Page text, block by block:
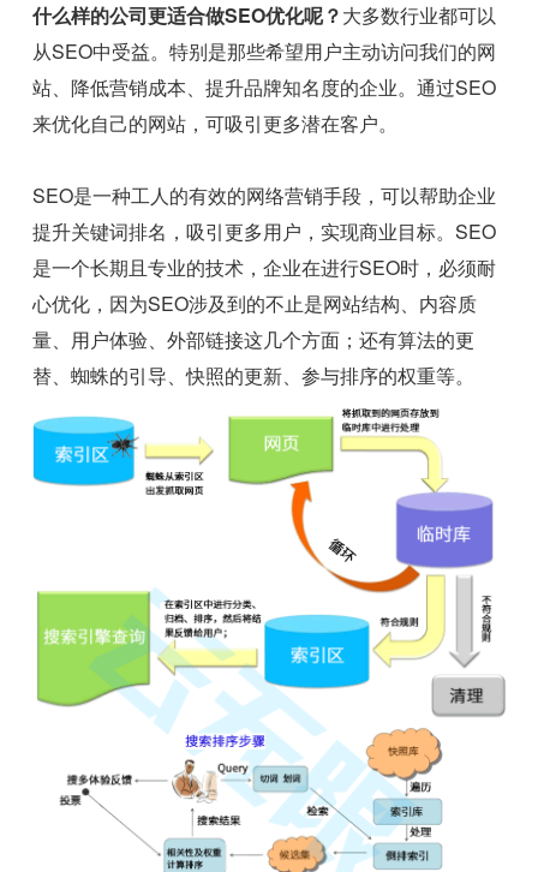
什么样的公司更适合做SEO优化呢？大多数行业都可以
从SEO中受益。特别是那些希望用户主动访问我们的网
站、降低营销成本、提升品牌知名度的企业。通过SEO
来优化自己的网站，可吸引更多潜在客户。
SEO是一种工人的有效的网络营销手段，可以帮助企业
提升关键词排名，吸引更多用户，实现商业目标。SEO
是一个长期且专业的技术，企业在进行SEO时，必须耐
心优化，因为SEO涉及到的不止是网站结构、内容质
量、用户体验、外部链接这几个方面；还有算法的更
替、蜘蛛的引导、快照的更新、参与排序的权重等。